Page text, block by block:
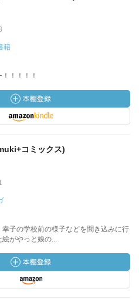
籍
！！！！
コミックス)
子の学校前の様子などを聞き込みに行
絵がやっと娘の...